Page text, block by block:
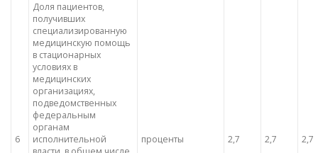
6
Доля пациентов,
получивших
специализированную
медицинскую помощь
в стационарных
условиях в
медицинских
организациях,
подведомственных
федеральным
органам
исполнительной
проценты 2,7 2,7 2,7